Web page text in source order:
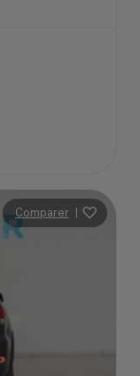
Comparer |